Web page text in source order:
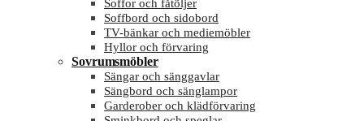
Soffor och fåtöljer
Soffbord och sidobord
TV-bänkar och mediemöbler
Hyllor och förvaring
Sovrumsmöbler
Sängar och sänggavlar
Sängbord och sänglampor
Garderober och klädförvaring